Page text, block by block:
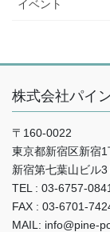
イベント
株式会社パイ
〒160-0022
東京都新宿区新宿
新宿第七葉山ビル3
TEL : 03-6757-0841
FAX : 03-6701-
MAIL: info@pine-